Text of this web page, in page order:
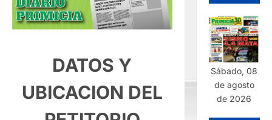
DATOS Y
UBICACION DEL
Sábado, 08
de agosto
de 2026